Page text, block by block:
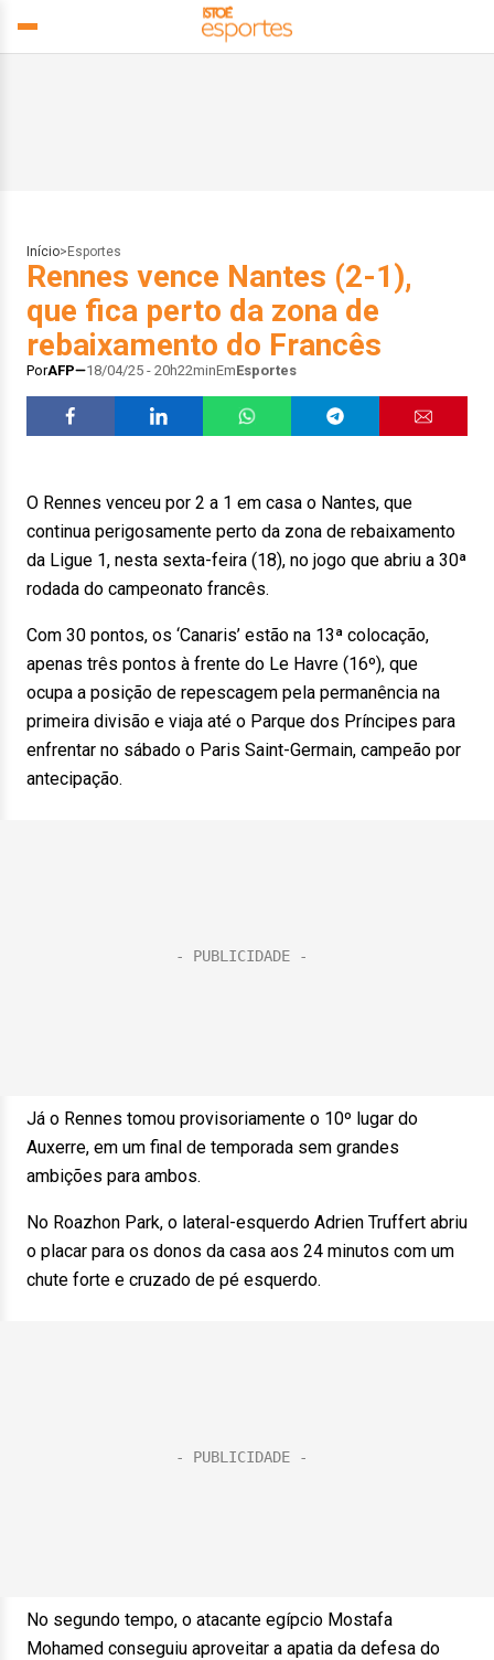
Início> Esportes
Rennes vence Nantes (2-1),
que fica perto da zona de
rebaixamento do Francês
PorAFP 18/04/25 - 20h22minEmEsportes
O Rennes venceu por 2 a 1 em casa o Nantes, que
continua perigosamente perto da zona de rebaixamento
da Ligue 1, nesta sexta-feira (18), no jogo que abriu a 30ª
rodada do campeonato francês.
Com 30 pontos, os ‘Canaris’ estão na 13ª colocação,
apenas três pontos à frente do Le Havre (16º), que
ocupa a posição de repescagem pela permanência na
primeira divisão e viaja até o Parque dos Príncipes para
enfrentar no sábado o Paris Saint-Germain, campeão por
antecipação.
Já o Rennes tomou provisoriamente o 10º lugar do
Auxerre, em um final de temporada sem grandes
ambições para ambos.
No Roazhon Park, o lateral-esquerdo Adrien Truffert abriu
o placar para os donos da casa aos 24 minutos com um
chute forte e cruzado de pé esquerdo.
No segundo tempo, o atacante egípcio Mostafa
Mohamed conseguiu aproveitar a apatia da defesa do